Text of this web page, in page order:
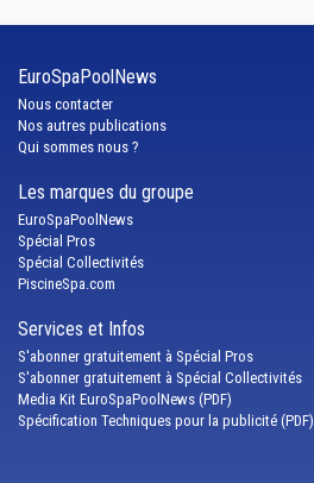
EuroSpaPoolNews
Nous contacter
Nos autres publications
Qui sommes nous ?
Les marques du groupe
EuroSpaPoolNews
Spécial Pros
Spécial Collectivités
PiscineSpa.com
Services et Infos
S'abonner gratuitement à Spécial Pros
S'abonner gratuitement à Spécial Collectivités
Media Kit EuroSpaPoolNews (PDF)
Spécification Techniques pour la publicité (PDF)